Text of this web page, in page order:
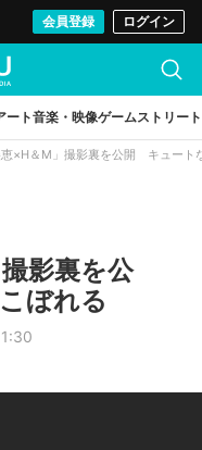
会員登録 ログイン
ート音楽・映像ゲームストリート
恵×H＆M」撮影裏を公開 キュート
影裏を公
ぼれる